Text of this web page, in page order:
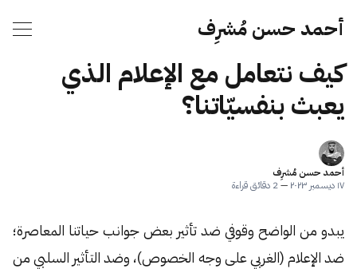
أحمد حسن مُشرِف
كيف نتعامل مع الإعلام الذي
يعبث بنفسيّاتنا؟
أحمد حسن مُشرِف
١٧ ديسمبر ٢٠٢٣
—2 دقائق قراءة
يبدو من الواضح وقوفي ضد تأثير بعض جوانب حياتنا المعاصرة؛
ضد الإعلام (الغربي على وجه الخصوص)، وضد التأثير السلبي من